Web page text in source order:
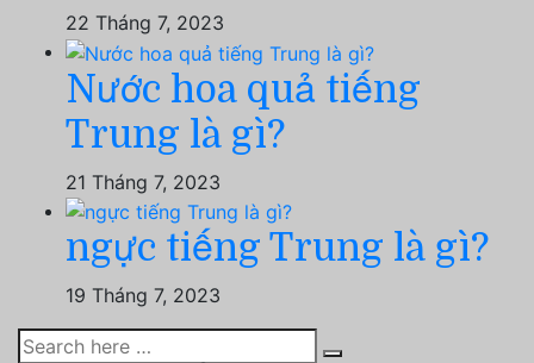
22 Tháng 7, 2023
Nước hoa quả tiếng
Trung là gì?
21 Tháng 7, 2023
ngực tiếng Trung là gì?
19 Tháng 7, 2023